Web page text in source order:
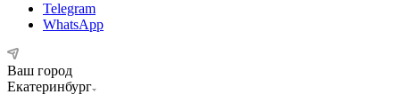
Telegram
WhatsApp
Ваш город
Екатеринбург